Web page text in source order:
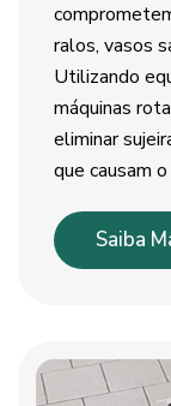
ralos, vasos
Utilizando
máquinas
eliminar
que causam
Saiba